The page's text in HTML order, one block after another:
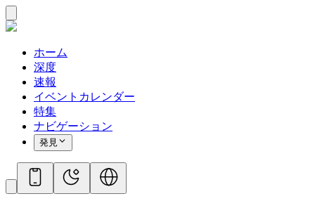
ホーム
深度
速報
イベントカレンダー
特集
ナビゲーション
発見